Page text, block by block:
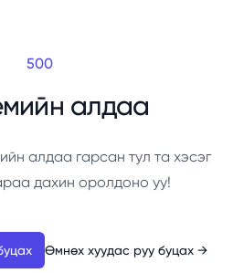
500
алдаа
алдаа гарсан тул та хэсэг
дахин оролдоно уу!
Өмнөх хуудас руу буцах →